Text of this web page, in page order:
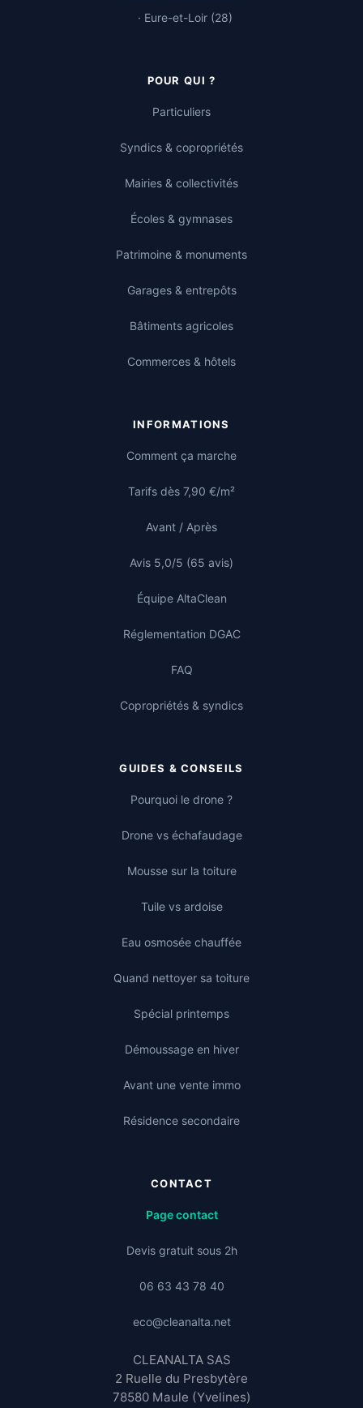
· Eure-et-Loir (28)
POUR QUI ?
Particuliers
Syndics & copropriétés
Mairies & collectivités
Écoles & gymnases
Patrimoine & monuments
Garages & entrepôts
Bâtiments agricoles
Commerces & hôtels
INFORMATIONS
Comment ça marche
Tarifs dès 7,90 €/m²
Avant / Après
Avis 5,0/5 (65 avis)
Équipe AltaClean
Réglementation DGAC
FAQ
Copropriétés & syndics
GUIDES & CONSEILS
Pourquoi le drone ?
Drone vs échafaudage
Mousse sur la toiture
Tuile vs ardoise
Eau osmosée chauffée
Quand nettoyer sa toiture
Spécial printemps
Démoussage en hiver
Avant une vente immo
Résidence secondaire
CONTACT
Page contact
Devis gratuit sous 2h
06 63 43 78 40
eco@cleanalta.net
CLEANALTA SAS
2 Ruelle du Presbytère
78580 Maule (Yvelines)